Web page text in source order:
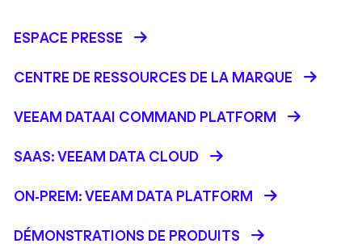
ESPACE PRESSE
CENTRE DE RESSOURCES DE LA MARQUE
VEEAM DATAAI COMMAND PLATFORM
SAAS: VEEAM DATA CLOUD
ON-PREM: VEEAM DATA PLATFORM
DÉMONSTRATIONS DE PRODUITS